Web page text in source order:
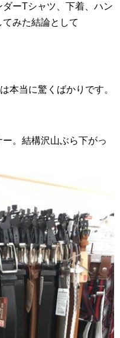
ーTシャツ、下着、ハン
みた結論として
本当に驚くばかりです。
。結構沢山ぶら下がっ